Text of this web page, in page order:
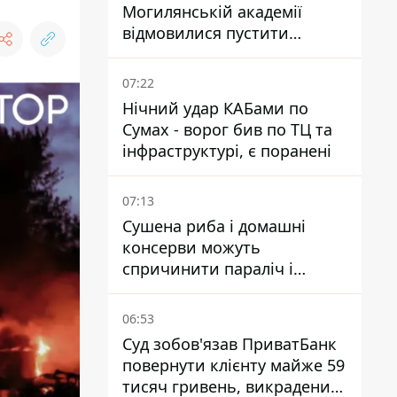
Могилянській академії
відмовилися пустити
комісію з охорони пам'яток
на територію
07:22
Нічний удар КАБами по
Сумах - ворог бив по ТЦ та
інфраструктурі, є поранені
07:13
Сушена риба і домашні
консерви можуть
спричинити параліч і
смерть - Держрибагентство
попереджає про ботулізм
06:53
Суд зобов'язав ПриватБанк
повернути клієнту майже 59
тисяч гривень, викрадених